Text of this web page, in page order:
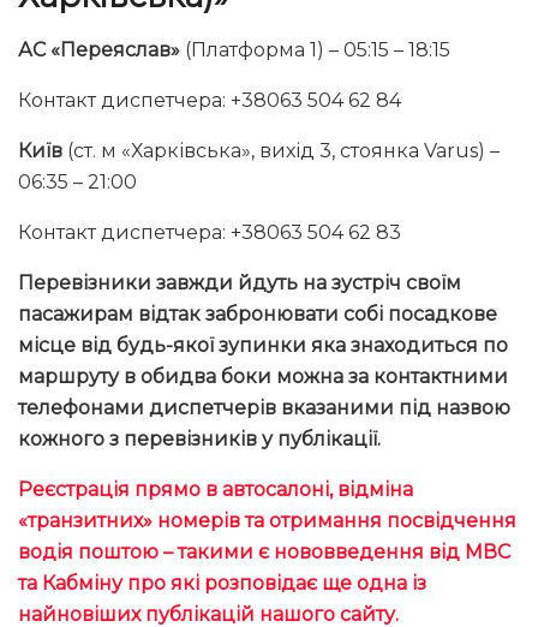
АС «Переяслав» (Платформа 1) – 05:15 – 18:15
Контакт диспетчера: +38063 504 62 84
Київ (ст. м «Харківська», вихід 3, стоянка Varus) –
06:35 – 21:00
Контакт диспетчера: +38063 504 62 83
Перевізники завжди йдуть на зустріч своїм
пасажирам відтак забронювати собі посадкове
місце від будь-якої зупинки яка знаходиться по
маршруту в обидва боки можна за контактними
телефонами диспетчерів вказаними під назвою
кожного з перевізників у публікації.
Реєстрація прямо в автосалоні, відміна
«транзитних» номерів та отримання посвідчення
водія поштою – такими є нововведення від МВС
та Кабміну про які розповідає ще одна із
найновіших публікацій нашого сайту.